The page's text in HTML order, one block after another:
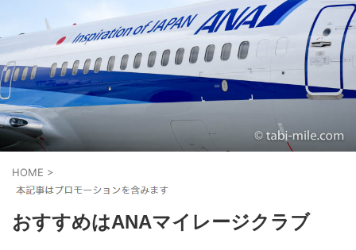
HOME >
おすすめはANAマイレージクラブ